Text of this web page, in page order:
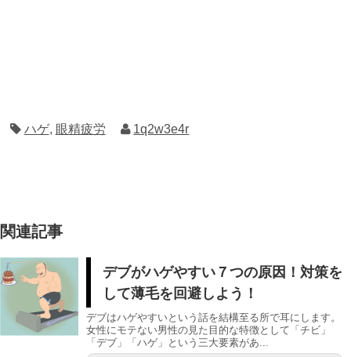
ハゲ, 眼精疲労 1q2w3e4r
関連記事
デブがハゲやすい７つの原因！対策を
して薄毛を回避しよう！
デブはハゲやすいという話を結構至る所で耳にします。
女性にモテない男性の見た目的な特徴として「チビ」
「デブ」「ハゲ」という三大要素があ...